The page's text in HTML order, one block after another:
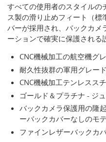
すべての使用者のスタイルの
ス製の滑り止めフィート（標
バーが採用され、バックカメ
ーションで確実に保護される
CNC機械加工の航空機グ
耐久性抜群の軍用グレー
CNC機械加工テンレスス
ゴールド＆プラチナ - ジ
バックカメラ保護用の隆
ーバックカバーなしのモ
ファインレザーバックカ